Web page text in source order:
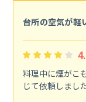
台所の空気が軽
料理中に煙がこ
じて依頼しました